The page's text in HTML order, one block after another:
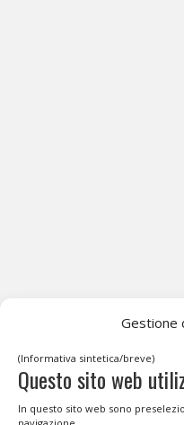
Gestione
(Informativa sintetica/breve)
Questo sito web
In questo sito web sono